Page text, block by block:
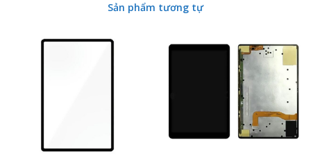
Sản phẩm tương tự